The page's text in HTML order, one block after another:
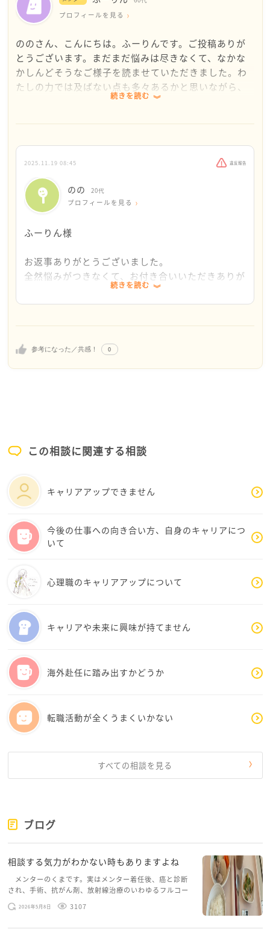
プロフィールを見る
ののさん、こんにちは。ふーりんです。ご投稿ありが
とうございます。まだまだ悩みは尽きなくて、なかな
かしんどそうなご様子を読ませていただきました。わ
たしの力では及ばない点も多々あるかと思いながら、
少しでも参考になればと思い、お返事します。
すごいと思いましたし、頑張っていらっしゃるんだな
あとちょっと感動してしまいました。でもののさんに
トラブルは自分の責任、到達する答えはあるわけでも
ない仕事、なのですね。それではつらい、しんどい、
現実にばかり目がいってしまうのもとてもよくわかり
私見ですが、クリエイティブ系の仕事というのは又、
民間企業の仕事というのはトライアンドエラー、やっ
てみて、失敗したらリカバーして、その経験を積み重
ねて学んでいく、という方法が多いように思います。
たか何があったかノートを書いたり、もっと簡単にス
てみてくださいね。
続きを読む
参考になった／共感！ 0
2025.11.19 08:45 違反報告
のの 20代
プロフィールを見る
ふーりん様
お返事ありがとうございました。
全然悩みがつきなくて、お付き合いいただきありが
上司や先輩から、未経験で初めての民間企業なのだ
周りは優しい言葉をくれるのに、それを素直に受け
ようにならなくちゃ。と思うばかりですが、毎日で
お返事ありがとうございました。
続きを読む
この相談に関連する相談
キャリアアップできません
今後の仕事への向き合い方、自身のキャリアにつ
いて
心理職のキャリアアップについて
キャリアや未来に興味が持てません
海外赴任に踏み出すかどうか
転職活動が全くうまくいかない
すべての相談を見る
ブログ
相談する気力がわかない時もありますよね
メンターのくまです。実はメンター着任後、癌と診断
され、手術、抗がん剤、放射線治療のいわゆるフルコー
スを体験していて、しばらくメンターカフェに来られて
いませんでした。体力だけでなく、気力も落ちパソコン
2026年5月8日 3107